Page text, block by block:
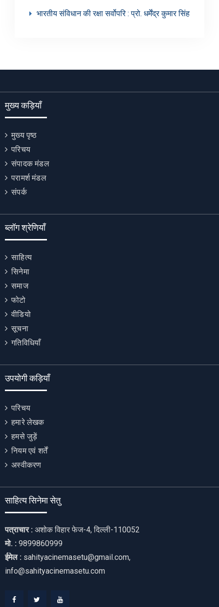
भारतीय संविधान की रक्षा सर्वोपरि : प्रो. धर्मेंद्र कुमार सिंह
मुख्य कड़ियाँ
मुख्य पृष्ठ
परिचय
संपादक मंडल
परामर्श मंडल
संपर्क
ब्लॉग श्रेणियाँ
साहित्य
सिनेमा
समाज
फोटो
वीडियो
सूचना
गतिविधियाँ
उपयोगी कड़ियाँ
परिचय
हमारे लेखक
हमसे जुड़ें
नियम एवं शर्तें
अस्वीकरण
साहित्य सिनेमा सेतु
पत्राचार : अशोक विहार फेज-4, दिल्ली-110052
मो. : 9899860999
ईमेल : sahityacinemasetu@gmail.com,
info@sahityacinemasetu.com